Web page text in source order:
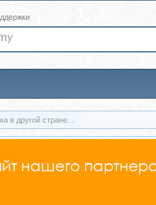
в другой стране...